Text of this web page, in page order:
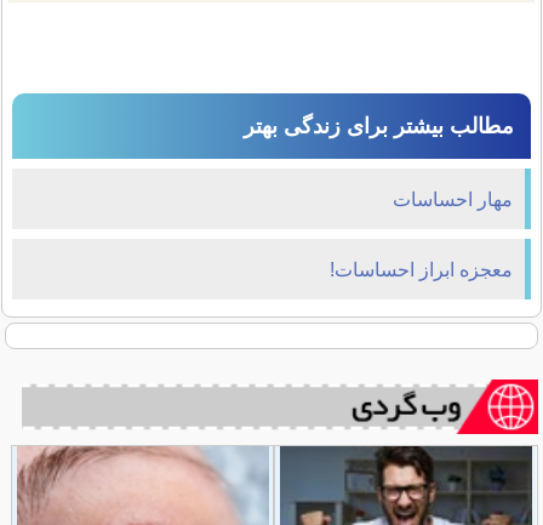
مطالب بیشتر برای زندگی بهتر
مهار احساسات
معجزه ابراز احساسات!